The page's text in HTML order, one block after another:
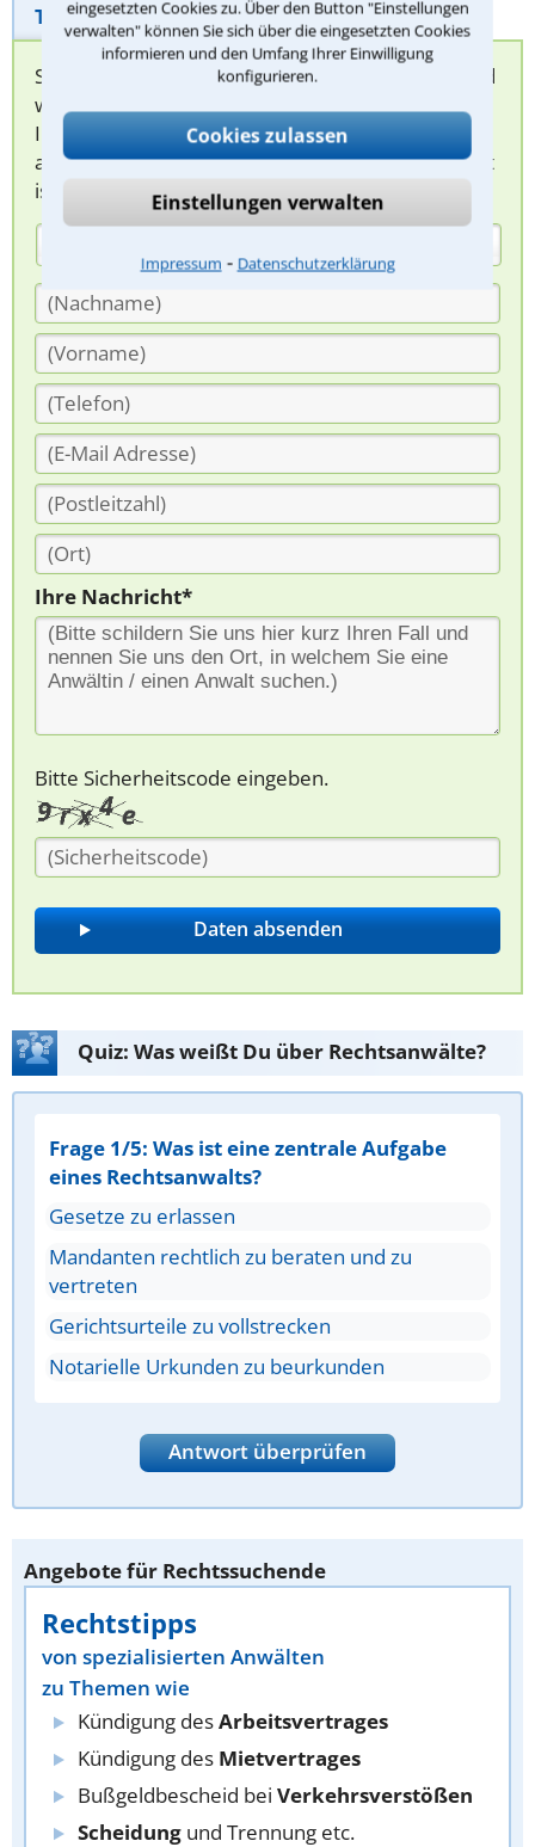
eingesetzten Cookies zu. Über den Button "Einstellungen
verwalten" können Sie sich über die eingesetzten Cookies
informieren und den Umfang Ihrer Einwilligung
konfigurieren.
Cookies zulassen
Einstellungen verwalten
Impressum ⁃ Datenschutzerklärung
Telefonhilfe Beratungsanfrage
Sie können hier Ihren Fall schildern. Anschließend
werden sich spezialisierte Rechtsanwälte bei
Ihnen melden, um das weitere Vorgehen
abzuklären. Die Rückmeldung durch einen Anwalt
ist für Sie kostenlos.
Ihre Nachricht*
Bitte Sicherheitscode eingeben.
Quiz: Was weißt Du über Rechtsanwälte?
Frage 1/5: Was ist eine zentrale Aufgabe
eines Rechtsanwalts?
Gesetze zu erlassen
Mandanten rechtlich zu beraten und zu
vertreten
Gerichtsurteile zu vollstrecken
Notarielle Urkunden zu beurkunden
Antwort überprüfen
Angebote für Rechtssuchende
Rechtstipps
von spezialisierten Anwälten
zu Themen wie
Kündigung desArbeitsvertrages
Kündigung des Mietvertrages
Bußgeldbescheid bei Verkehrsverstößen
Scheidung und Trennung etc.